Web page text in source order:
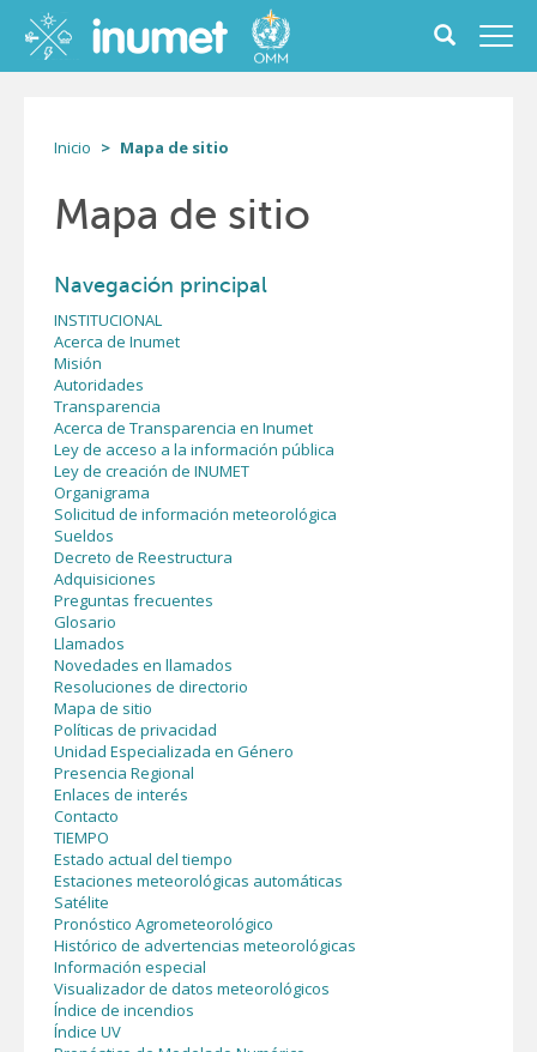
contenido
principal
Toggle
search
form
Inicio Mapa de sitio
Mapa de sitio
Navegación principal
INSTITUCIONAL
Acerca de Inumet
Misión
Autoridades
Transparencia
Acerca de Transparencia en Inumet
Ley de acceso a la información pública
Ley de creación de INUMET
Organigrama
Solicitud de información meteorológica
Sueldos
Decreto de Reestructura
Adquisiciones
Preguntas frecuentes
Glosario
Llamados
Novedades en llamados
Resoluciones de directorio
Mapa de sitio
Políticas de privacidad
Unidad Especializada en Género
Presencia Regional
Enlaces de interés
Contacto
TIEMPO
Estado actual del tiempo
Estaciones meteorológicas automáticas
Satélite
Pronóstico Agrometeorológico
Histórico de advertencias meteorológicas
Información especial
Visualizador de datos meteorológicos
Índice de incendios
Índice UV